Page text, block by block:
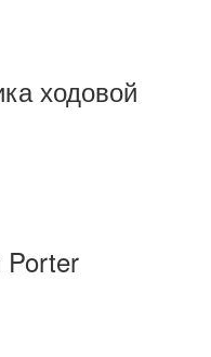
ходовой
Porter